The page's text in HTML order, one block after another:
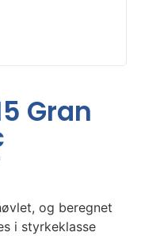
Gran
og beregnet
i styrkeklasse